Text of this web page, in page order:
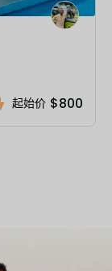
起始价 $800